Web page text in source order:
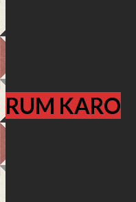
RUM KARO